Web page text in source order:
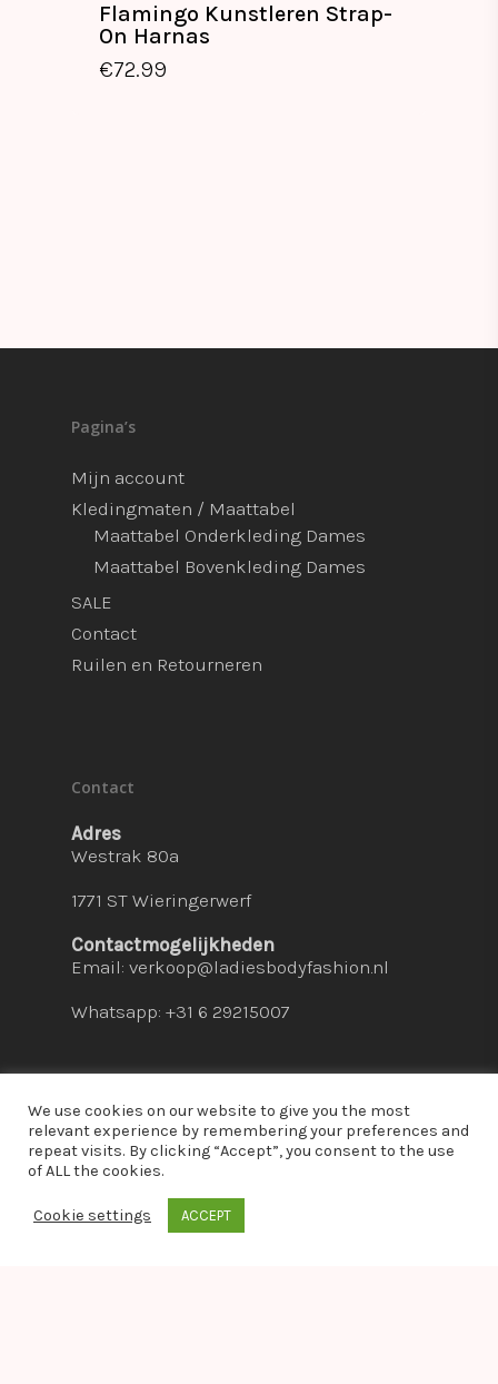
Flamingo Kunstleren Strap-
On Harnas
€72.99
Pagina’s
Mijn account
Kledingmaten / Maattabel
Maattabel Onderkleding Dames
Maattabel Bovenkleding Dames
SALE
Contact
Ruilen en Retourneren
Contact
Adres
Westrak 80a
1771 ST Wieringerwerf
Contactmogelijkheden
Email: verkoop@ladiesbodyfashion.nl
Whatsapp: +31 6 29215007
© 2026 Ladies Bodyfashion. hosted by:
We use cookies on our website to give you the most
relevant experience by remembering your preferences and
repeat visits. By clicking “Accept”, you consent to the use
of ALL the cookies.
Cookie settings ACCEPT